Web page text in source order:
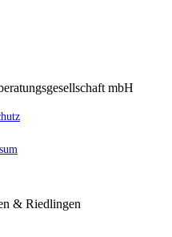
mbH
& Riedlingen